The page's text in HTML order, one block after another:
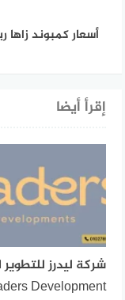
إقرأ أيضا
شركة ليدرز للتطوير
Development